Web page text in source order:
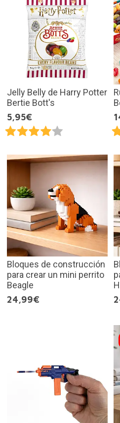
Jelly Belly de Harry Potter
Bertie Bott's
5,95€
Bloques de construcción
para crear un mini perrito
Beagle
24,99€